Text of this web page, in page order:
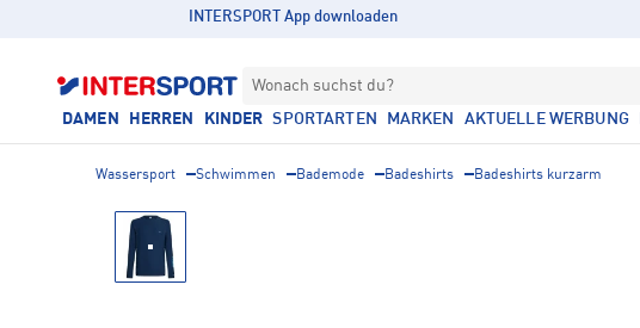
INTERSPORT App downloaden
Wonach suchst du?
DAMEN HERREN KINDER SPORTARTEN MARKEN AKTUELLE WERBUNG
Wassersport Schwimmen Bademode Badeshirts Badeshirts kurzarm